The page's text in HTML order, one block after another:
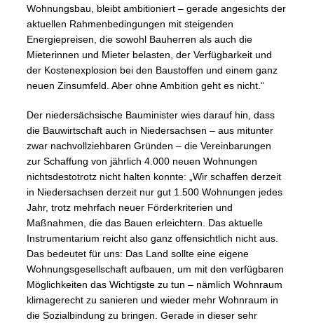
Wohnungsbau, bleibt ambitioniert – gerade angesichts der
aktuellen Rahmenbedingungen mit steigenden
Energiepreisen, die sowohl Bauherren als auch die
Mieterinnen und Mieter belasten, der Verfügbarkeit und
der Kostenexplosion bei den Baustoffen und einem ganz
neuen Zinsumfeld. Aber ohne Ambition geht es nicht.“
Der niedersächsische Bauminister wies darauf hin, dass
die Bauwirtschaft auch in Niedersachsen – aus mitunter
zwar nachvollziehbaren Gründen – die Vereinbarungen
zur Schaffung von jährlich 4.000 neuen Wohnungen
nichtsdestotrotz nicht halten konnte: „Wir schaffen derzeit
in Niedersachsen derzeit nur gut 1.500 Wohnungen jedes
Jahr, trotz mehrfach neuer Förderkriterien und
Maßnahmen, die das Bauen erleichtern. Das aktuelle
Instrumentarium reicht also ganz offensichtlich nicht aus.
Das bedeutet für uns: Das Land sollte eine eigene
Wohnungsgesellschaft aufbauen, um mit den verfügbaren
Möglichkeiten das Wichtigste zu tun – nämlich Wohnraum
klimagerecht zu sanieren und wieder mehr Wohnraum in
die Sozialbindung zu bringen. Gerade in dieser sehr